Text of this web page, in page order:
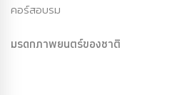
คอร์สอบรม
มรดกภาพยนตร์ของชาติ